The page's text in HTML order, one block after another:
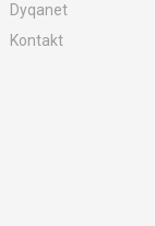
Dyqanet
Kontakt